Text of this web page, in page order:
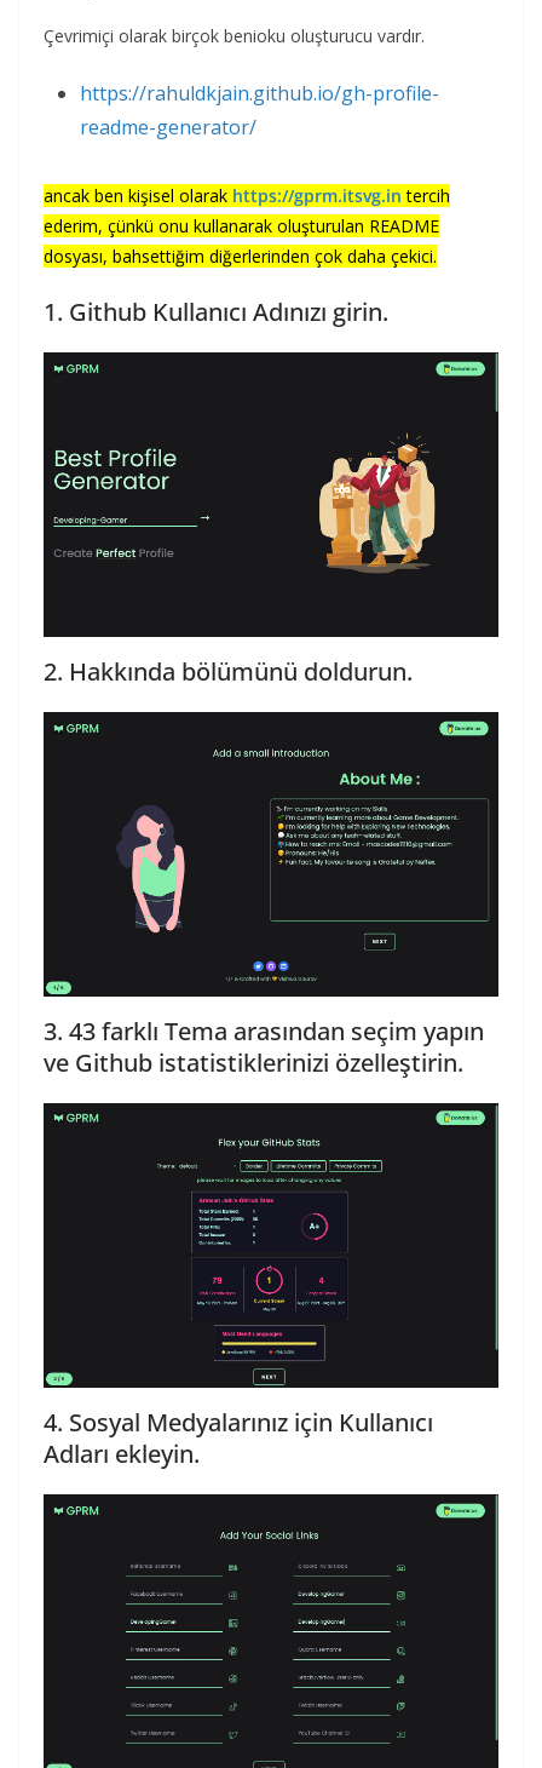
Çevrimiçi olarak birçok benioku oluşturucu vardır.
https://rahuldkjain.github.io/gh-profile-
readme-generator/
ancak ben kişisel olarak https://gprm.itsvg.in tercih
ederim, çünkü onu kullanarak oluşturulan README
dosyası, bahsettiğim diğerlerinden çok daha çekici.
1. Github Kullanıcı Adınızı girin.
2. Hakkında bölümünü doldurun.
3. 43 farklı Tema arasından seçim yapın
ve Github istatistiklerinizi özelleştirin.
4. Sosyal Medyalarınız için Kullanıcı
Adları ekleyin.